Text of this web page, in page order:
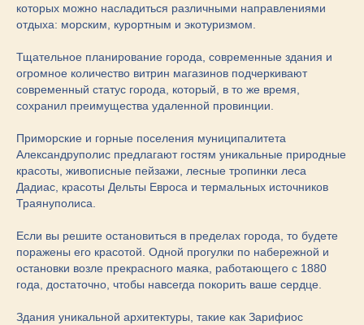
которых можно насладиться различными направлениями
отдыха: морским, курортным и экотуризмом.
Тщательное планирование города, современные здания и
огромное количество витрин магазинов подчеркивают
современный статус города, который, в то же время,
сохранил преимущества удаленной провинции.
Приморские и горные поселения муниципалитета
Александруполис предлагают гостям уникальные природные
красоты, живописные пейзажи, лесные тропинки леса
Дадиас, красоты Дельты Евроса и термальных источников
Траянуполиса.
Если вы решите остановиться в пределах города, то будете
поражены его красотой. Одной прогулки по набережной и
остановки возле прекрасного маяка, работающего с 1880
года, достаточно, чтобы навсегда покорить ваше сердце.
Здания уникальной архитектуры, такие как Зарифиос